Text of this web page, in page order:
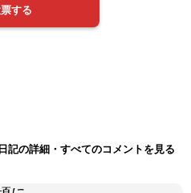
記の詳細・すべてのコメントを見る